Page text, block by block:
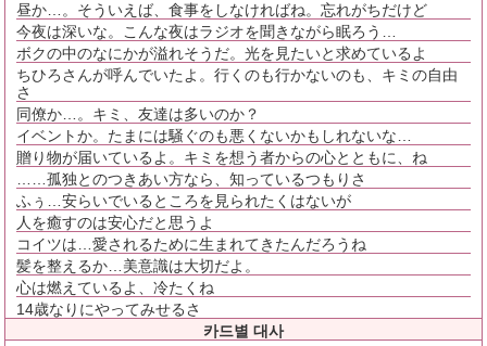
昼か…。そういえば、食事をしなければね。忘れがちだけど
今夜は深いな。こんな夜はラジオを聞きながら眠ろう…
ボクの中のなにかが溢れそうだ。光を見たいと求めているよ
ちひろさんが呼んでいたよ。行くのも行かないのも、キミの自由
さ
同僚か…。キミ、友達は多いのか？
イベントか。たまには騒ぐのも悪くないかもしれないな…
贈り物が届いているよ。キミを想う者からの心とともに、ね
……孤独とのつきあい方なら、知っているつもりさ
ふぅ…安らいでいるところを見られたくはないが
人を癒すのは安心だと思うよ
コイツは…愛されるために生まれてきたんだろうね
髪を整えるか…美意識は大切だよ。
心は燃えているよ、冷たくね
14歳なりにやってみせるさ
카드별 대사